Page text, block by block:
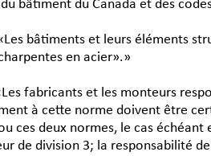
bâtiments et leurs éléments
en acier».»
fabricants et les monteurs
à cette norme doivent être
ces deux normes, le cas
de division 3; la responsabilité